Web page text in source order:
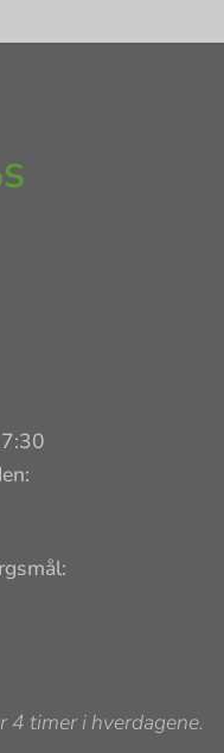
4 timer i hverdagene.